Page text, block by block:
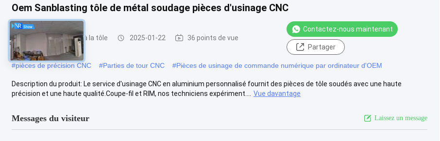
Time
Oem Sanblasting tôle de métal soudage pièces d'usinage CNC
Parties de soudage à la tôle 2025-01-22 36 points de vue
Contactez-nous maintenant
Partager
#pièces de précision CNC #Parties de tour CNC #Pièces de usinage de commande numérique par ordinateur d'OEM
Description du produit: Le service d'usinage CNC en aluminium personnalisé fournit des pièces de tôle soudés avec une haute
précision et une haute qualité.Coupe-fil et RIM, nos techniciens expériment....
Vue davantage
Messages du visiteur Laissez un message